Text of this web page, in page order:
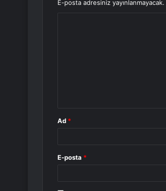
E-posta adresiniz yayınlanmayacak.
Ad *
E-posta *